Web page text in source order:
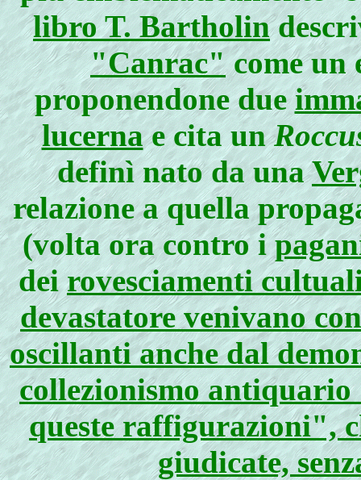
libro T. Bartholin
"Canrac"come un
proponendone due
lucernae cita un
definì nato da una
relazione a quella
(volta ora contro i
deirovesciamenti
devastatore venivano
oscillanti anche dal
collezionismo
queste raffigurazioni",
giudicate,